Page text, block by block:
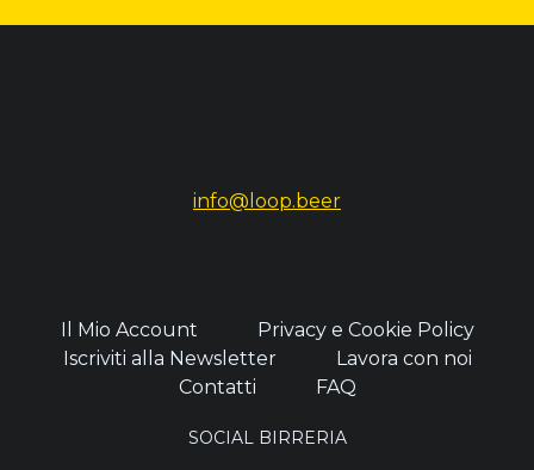
info@loop.beer
Il Mio Account
Privacy e Cookie Policy
Iscriviti alla Newsletter
Lavora con noi
Contatti
FAQ
SOCIAL BIRRERIA